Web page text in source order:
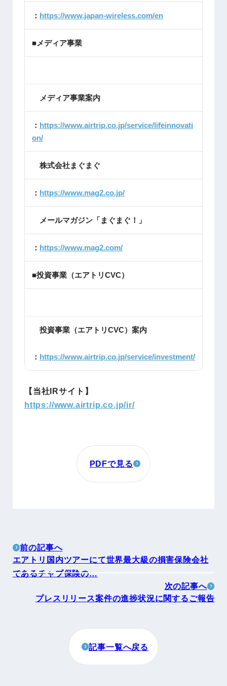
： https://www.japan-wireless.com/en
■メディア事業
メディア事業案内
： https://www.airtrip.co.jp/service/lifeinnovati
on/
株式会社まぐまぐ
： https://www.mag2.co.jp/
メールマガジン「まぐまぐ！」
： https://www.mag2.com/
■投資事業（エアトリCVC）
投資事業（エアトリCVC）案内
： https://www.airtrip.co.jp/service/investment/
【当社IRサイト】
https://www.airtrip.co.jp/ir/
PDFで見る
前の記事へ
エアトリ国内ツアーにて世界最大級の損害保険会社
であるチャブ保険の…
次の記事へ
プレスリリース案件の進捗状況に関するご報告
記事一覧へ戻る